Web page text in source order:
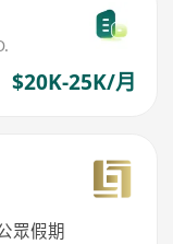
$20K-25K/月
眾假期